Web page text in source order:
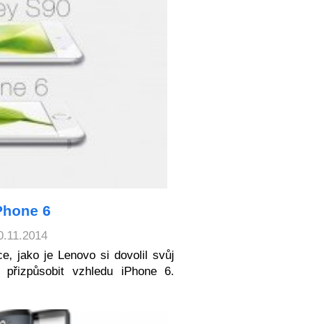
6
jako je Lenovo si dovolil svůj
vzhledu iPhone 6.